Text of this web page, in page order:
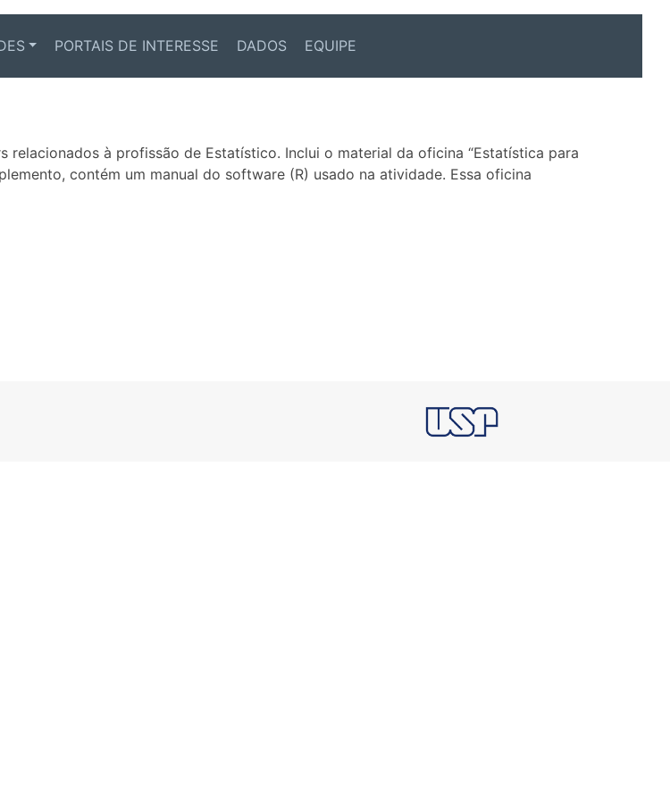
PORTAIS DE INTERESSE DADOS EQUIPE
à profissão de Estatístico. Inclui o material da oficina “Estatística para
contém um manual do software (R) usado na atividade. Essa oficina